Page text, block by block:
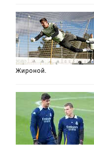
Жироной.